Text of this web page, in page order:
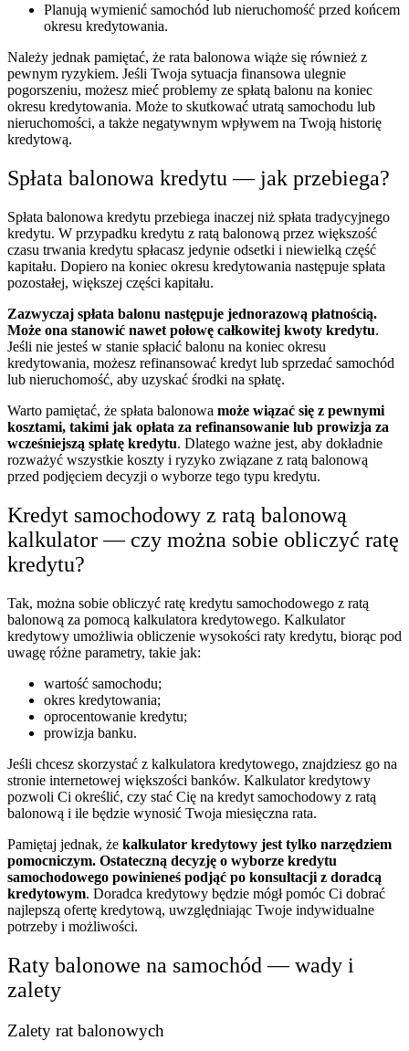
Planują wymienić samochód lub nieruchomość przed końcem
okresu kredytowania.
Należy jednak pamiętać, że rata balonowa wiąże się również z
pewnym ryzykiem. Jeśli Twoja sytuacja finansowa ulegnie
pogorszeniu, możesz mieć problemy ze spłatą balonu na koniec
okresu kredytowania. Może to skutkować utratą samochodu lub
nieruchomości, a także negatywnym wpływem na Twoją historię
kredytową.
Spłata balonowa kredytu — jak przebiega?
Spłata balonowa kredytu przebiega inaczej niż spłata tradycyjnego
kredytu. W przypadku kredytu z ratą balonową przez większość
czasu trwania kredytu spłacasz jedynie odsetki i niewielką część
kapitału. Dopiero na koniec okresu kredytowania następuje spłata
pozostałej, większej części kapitału.
Zazwyczaj spłata balonu następuje jednorazową płatnością.
Może ona stanowić nawet połowę całkowitej kwoty kredytu.
Jeśli nie jesteś w stanie spłacić balonu na koniec okresu
kredytowania, możesz refinansować kredyt lub sprzedać samochód
lub nieruchomość, aby uzyskać środki na spłatę.
Warto pamiętać, że spłata balonowa może wiązać się z pewnymi
kosztami, takimi jak opłata za refinansowanie lub prowizja za
wcześniejszą spłatę kredytu. Dlatego ważne jest, aby dokładnie
rozważyć wszystkie koszty i ryzyko związane z ratą balonową
przed podjęciem decyzji o wyborze tego typu kredytu.
Kredyt samochodowy z ratą balonową
kalkulator — czy można sobie obliczyć ratę
kredytu?
Tak, można sobie obliczyć ratę kredytu samochodowego z ratą
balonową za pomocą kalkulatora kredytowego. Kalkulator
kredytowy umożliwia obliczenie wysokości raty kredytu, biorąc pod
uwagę różne parametry, takie jak:
wartość samochodu;
okres kredytowania;
oprocentowanie kredytu;
prowizja banku.
Jeśli chcesz skorzystać z kalkulatora kredytowego, znajdziesz go na
stronie internetowej większości banków. Kalkulator kredytowy
pozwoli Ci określić, czy stać Cię na kredyt samochodowy z ratą
balonową i ile będzie wynosić Twoja miesięczna rata.
Pamiętaj jednak, że kalkulator kredytowy jest tylko narzędziem
pomocniczym. Ostateczną decyzję o wyborze kredytu
samochodowego powinieneś podjąć po konsultacji z doradcą
kredytowym. Doradca kredytowy będzie mógł pomóc Ci dobrać
najlepszą ofertę kredytową, uwzględniając Twoje indywidualne
potrzeby i możliwości.
Raty balonowe na samochód — wady i
zalety
Zalety rat balonowych